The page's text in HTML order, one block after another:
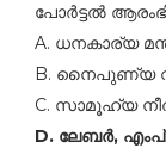
പോര്‍ട്ടല്‍
A. ധനകാര്യ
B. നൈപുണ്യ
C. സാമൂഹ്യ
D. ലേബര്‍,